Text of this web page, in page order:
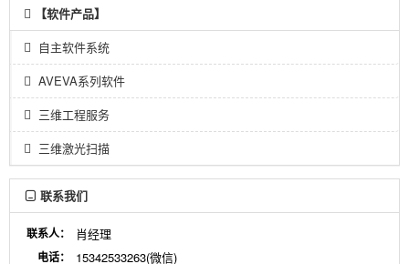
【软件产品】
自主软件系统
AVEVA系列软件
三维工程服务
三维激光扫描
联系我们
联系人： 肖经理
电话： 15342533263(微信)